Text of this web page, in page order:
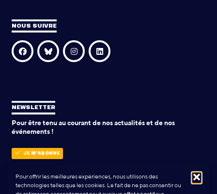
Pour offrir les meilleures expériences, nous utilisons des
technologies telles que les cookies. Le fait de ne pas consentir ou
NOUS SUIVRE
NEWSLETTER
Pour être tenu au courant de nos actualités et de nos
événements !
JE M'ABONNE
POLITIQUE DE CONFIDENTIALITÉ